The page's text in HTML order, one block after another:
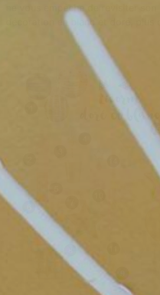
ne vous empêche de revisiter son
décoration en blanc et doré, plus